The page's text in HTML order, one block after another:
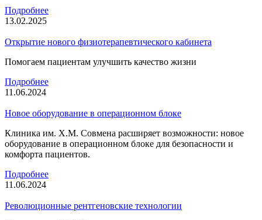
Подробнее
13.02.2025
Открытие нового физиотерапевтического кабинета
Помогаем пациентам улучшить качество жизни
Подробнее
11.06.2024
Новое оборудование в операционном блоке
Клиника им. Х.М. Совмена расширяет возможности: новое
оборудование в операционном блоке для безопасности и
комфорта пациентов.
Подробнее
11.06.2024
Революционные рентгеновские технологии